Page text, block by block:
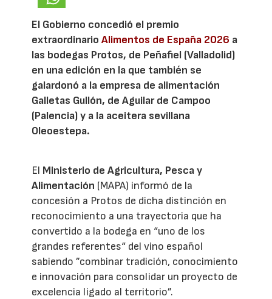
El Gobierno concedió el premio
extraordinarioAlimentos de España 2026 a
las bodegas Protos, de Peñafiel (Valladolid)
en una edición en la que también se
galardonó a la empresa de alimentación
Galletas Gullón, de Aguilar de Campoo
(Palencia) y a la aceitera sevillana
Oleoestepa.
El Ministerio de Agricultura, Pesca y
Alimentación (MAPA) informó de la
concesión a Protos de dicha distinción en
reconocimiento a una trayectoria que ha
convertido a la bodega en “uno de los
grandes referentes“ del vino español
sabiendo ”combinar tradición, conocimiento
e innovación para consolidar un proyecto de
excelencia ligado al territorio”.